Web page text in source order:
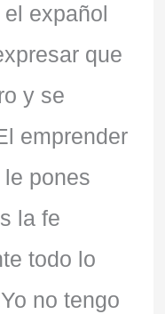
expañol
que
y se
emprender
pones
la fe
todo lo
no tengo